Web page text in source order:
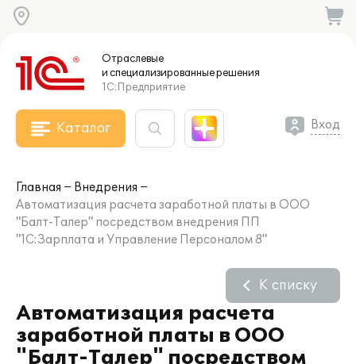
Отраслевые
и специализированныерешения
1С:Предприятие
Каталог Вход
Главная
Внедрения
Автоматизация расчета заработной платы в ООО
"Балт-Талер" посредством внедрения ПП
"1С:Зарплата и Управление Персоналом 8"
Автоматизация расчета
заработной платы в ООО
"Балт-Талер" посредством
К списку